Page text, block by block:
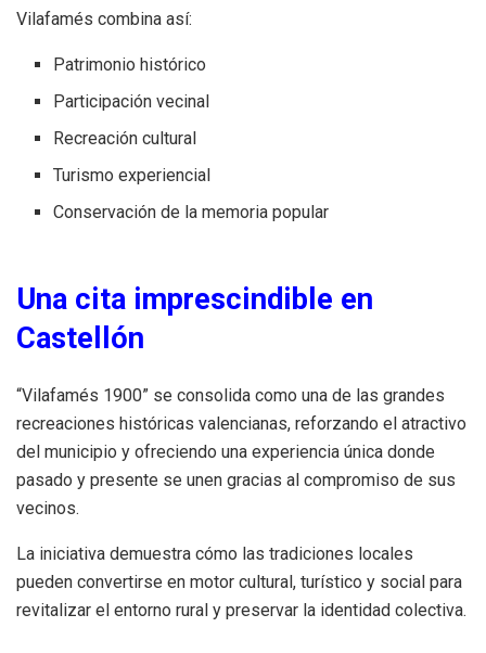
Vilafamés combina así:
Patrimonio histórico
Participación vecinal
Recreación cultural
Turismo experiencial
Conservación de la memoria popular
Una cita imprescindible en
Castellón
“Vilafamés 1900” se consolida como una de las grandes
recreaciones históricas valencianas, reforzando el atractivo
del municipio y ofreciendo una experiencia única donde
pasado y presente se unen gracias al compromiso de sus
vecinos.
La iniciativa demuestra cómo las tradiciones locales
pueden convertirse en motor cultural, turístico y social para
revitalizar el entorno rural y preservar la identidad colectiva.